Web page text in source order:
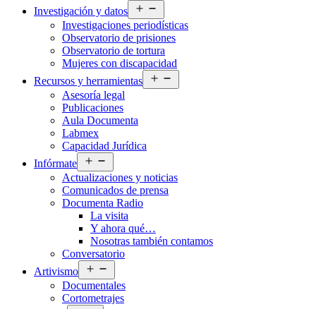
Investigación y datos
el
menú
Investigaciones periodísticas
Observatorio de prisiones
Observatorio de tortura
Mujeres con discapacidad
Recursos y herramientas
el
Asesoría legal
Publicaciones
Aula Documenta
Labmex
Capacidad Jurídica
Infórmate
el
menú
Actualizaciones y noticias
Comunicados de prensa
Documenta Radio
La visita
Y ahora qué…
Nosotras también contamos
Conversatorio
Artivismo
el
menú
Documentales
Cortometrajes